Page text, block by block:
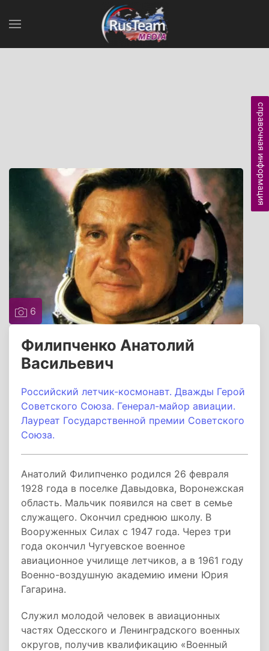
6
Филипченко Анатолий
Васильевич
Российский летчик-космонавт. Дважды Герой
Советского Союза. Генерал-майор авиации.
Лауреат Государственной премии Советского
Союза.
Анатолий Филипченко родился 26 февраля
1928 года в поселке Давыдовка, Воронежская
область. Мальчик появился на свет в семье
служащего. Окончил среднюю школу. В
Вооруженных Силах с 1947 года. Через три
года окончил Чугуевское военное
авиационное училище летчиков, а в 1961 году
­Военно-­воздушную академию имени Юрия
Гагарина.
Служил молодой человек в авиационных
частях Одесского и Ленинградского военных
округов, получив квалификацию «Военный
справочная информация